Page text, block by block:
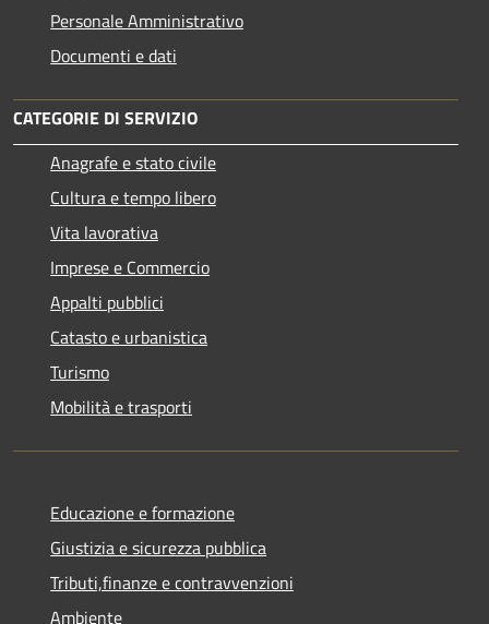
Personale Amministrativo
Documenti e dati
CATEGORIE DI SERVIZIO
Anagrafe e stato civile
Cultura e tempo libero
Vita lavorativa
Imprese e Commercio
Appalti pubblici
Catasto e urbanistica
Turismo
Mobilità e trasporti
Educazione e formazione
Giustizia e sicurezza pubblica
Tributi,finanze e contravvenzioni
Ambiente